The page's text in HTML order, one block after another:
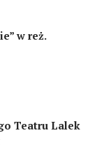
w reż.
Teatru Lalek